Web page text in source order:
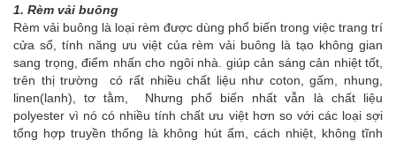
1. Rèm vải buông
Rèm vải buông là loại rèm được dùng phổ biến trong việc trang trí
cửa sổ, tính năng ưu việt của rèm vải buông là tạo không gian
sang trọng, điểm nhấn cho ngôi nhà. giúp cản sáng cản nhiệt tốt,
trên thị trường có rất nhiều chất liệu như coton, gấm, nhung,
linen(lanh), tơ tằm, Nhưng phổ biến nhất vẫn là chất liệu
polyester vì nó có nhiều tính chất ưu việt hơn so với các loại sợi
tổng hợp truyền thống là không hút ẩm, cách nhiệt, không tĩnh